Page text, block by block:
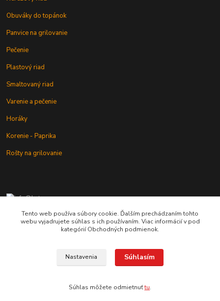
Obuváky do topánok
Panvice na grilovanie
Pečenie
Plastový riad
Smaltovaný riad
Varenie a pečenie
Horáky
Korenie - Paprika
Rošty na grilovanie
+421 902 212 007
od 8:00 - do 16:00 hod
Copyright © 2017-2027 MACSHOP.SK, všetky práva vyhradené..
Tento web používa súbory cookie. Ďalším prechádzaním tohto
webu vyjadrujete súhlas s ich používaním. Viac informácií v pod
kategórií Obchodných podmienok.
Nastavenia Súhlasím
Súhlas môžete odmietnuťtu.